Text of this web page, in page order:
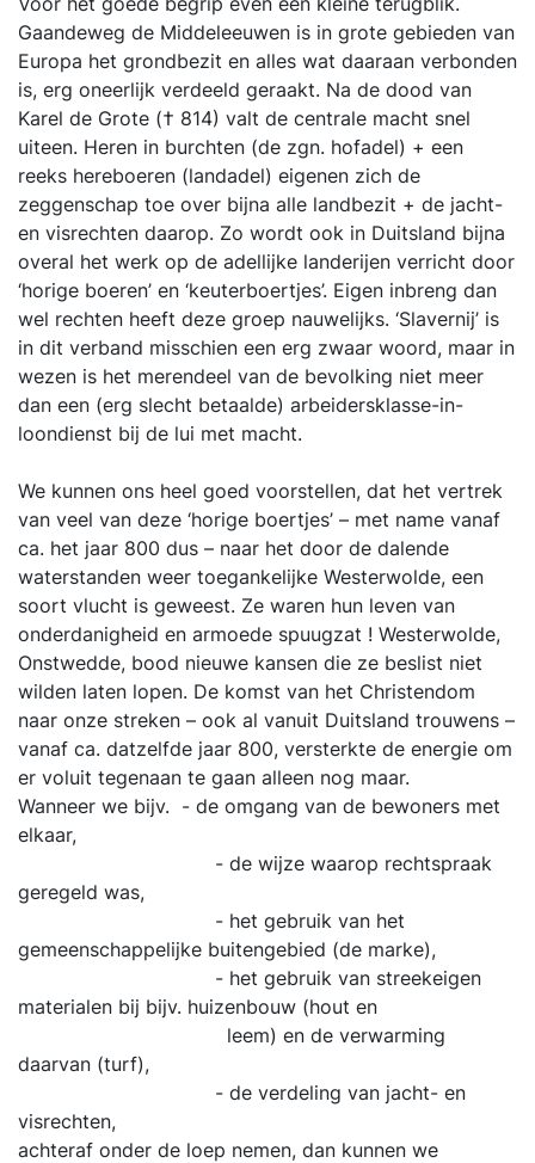
Gaandeweg de Middeleeuwen is in grote gebieden van
Europa het grondbezit en alles wat daaraan verbonden
is, erg oneerlijk verdeeld geraakt. Na de dood van
Karel de Grote († 814) valt de centrale macht snel
uiteen. Heren in burchten (de zgn. hofadel) + een
reeks hereboeren (landadel) eigenen zich de
zeggenschap toe over bijna alle landbezit + de jacht-
en visrechten daarop. Zo wordt ook in Duitsland bijna
overal het werk op de adellijke landerijen verricht door
‘horige boeren’ en ‘keuterboertjes’. Eigen inbreng dan
wel rechten heeft deze groep nauwelijks. ‘Slavernij’ is
in dit verband misschien een erg zwaar woord, maar in
wezen is het merendeel van de bevolking niet meer
dan een (erg slecht betaalde) arbeidersklasse-in-
loondienst bij de lui met macht.
We kunnen ons heel goed voorstellen, dat het vertrek
van veel van deze ‘horige boertjes’ – met name vanaf
ca. het jaar 800 dus – naar het door de dalende
waterstanden weer toegankelijke Westerwolde, een
soort vlucht is geweest. Ze waren hun leven van
onderdanigheid en armoede spuugzat ! Westerwolde,
Onstwedde, bood nieuwe kansen die ze beslist niet
wilden laten lopen. De komst van het Christendom
naar onze streken – ook al vanuit Duitsland trouwens –
vanaf ca. datzelfde jaar 800, versterkte de energie om
er voluit tegenaan te gaan alleen nog maar.
Wanneer we bijv. - de omgang van de bewoners met
elkaar,
- de wijze waarop rechtspraak
geregeld was,
- het gebruik van het
gemeenschappelijke buitengebied (de marke),
- het gebruik van streekeigen
materialen bij bijv. huizenbouw (hout en
leem) en de verwarming
daarvan (turf),
- de verdeling van jacht- en
visrechten,
achteraf onder de loep nemen, dan kunnen we